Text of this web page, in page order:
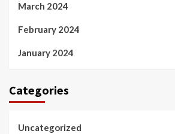
March 2024
February 2024
January 2024
Categories
Uncategorized